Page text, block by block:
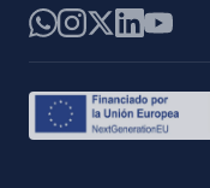
WhatsApp
Instagram
X LinkedIn
YouTube